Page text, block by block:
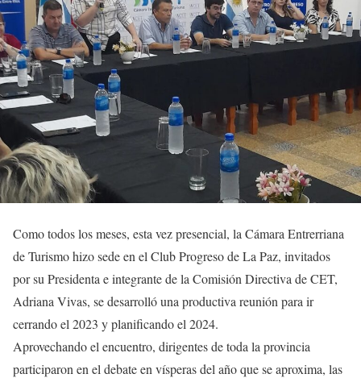
Como todos los meses, esta vez presencial, la Cámara Entrerriana
de Turismo hizo sede en el Club Progreso de La Paz, invitados
por su Presidenta e integrante de la Comisión Directiva de CET,
Adriana Vivas, se desarrolló una productiva reunión para ir
cerrando el 2023 y planificando el 2024.
Aprovechando el encuentro, dirigentes de toda la provincia
participaron en el debate en vísperas del año que se aproxima, las